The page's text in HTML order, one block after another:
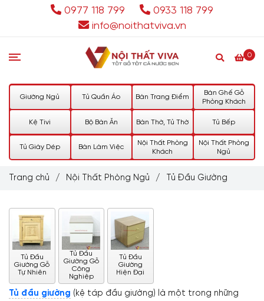
0977 118 799
0933 118 799
info@noithatviva.vn
0
Giường Ngủ Tủ Quần Áo Bàn Trang Điểm
Bàn Ghế Gỗ
Phòng Khách
Kệ Tivi Bộ Bàn Ăn Bàn Thờ, Tủ Thờ Tủ Bếp
Tủ Giày Dép Bàn Làm Việc
Nội Thất Phòng
Khách
Nội Thất Phòng
Ngủ
Trang chủ / Nội Thất Phòng Ngủ / Tủ Đầu Giường
Tủ Đầu
Giường Gỗ
Tự Nhiên
Tủ Đầu
Giường Gỗ
Công
Nghiệp
Tủ Đầu
Giường
Hiện Đại
Tủ đầu giường (kệ táp đầu giường) là một trong những